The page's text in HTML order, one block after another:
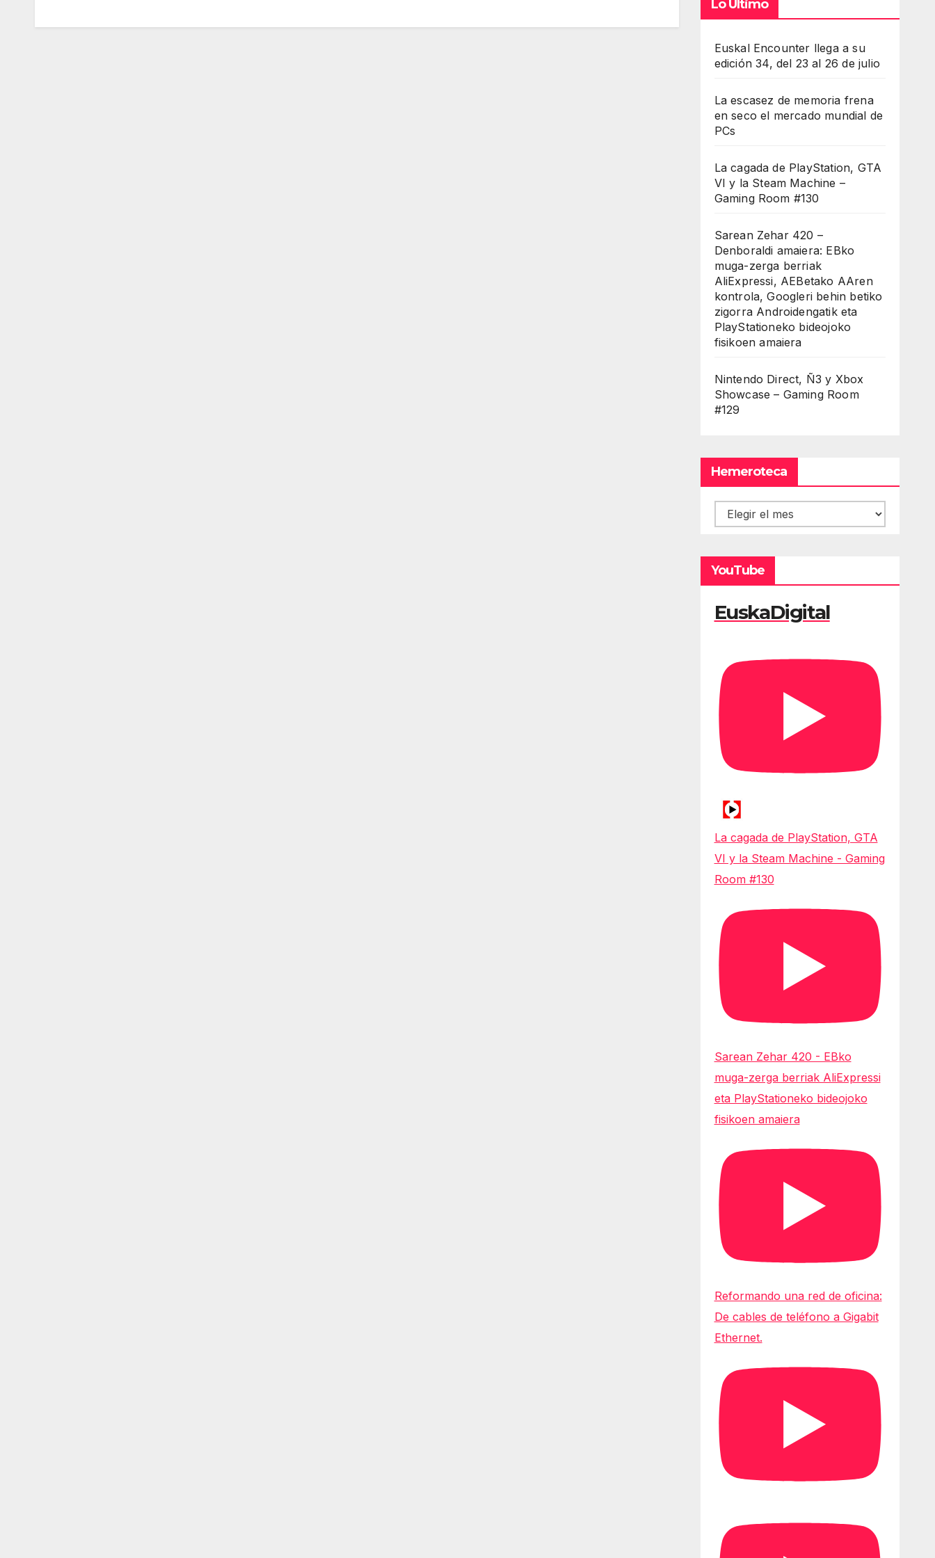
Lo Último
Euskal Encounter llega a su
edición 34, del 23 al 26 de julio
La escasez de memoria frena
en seco el mercado mundial de
PCs
La cagada de PlayStation, GTA
VI y la Steam Machine –
Gaming Room #130
Sarean Zehar 420 –
Denboraldi amaiera: EBko
muga-zerga berriak
AliExpressi, AEBetako AAren
kontrola, Googleri behin betiko
zigorra Androidengatik eta
PlayStationeko bideojoko
fisikoen amaiera
Nintendo Direct, Ñ3 y Xbox
Showcase – Gaming Room
#129
Hemeroteca
Hemeroteca
YouTube
EuskaDigital
La cagada de PlayStation, GTA
VI y la Steam Machine - Gaming
Room #130
Sarean Zehar 420 - EBko
muga-zerga berriak AliExpressi
eta PlayStationeko bideojoko
fisikoen amaiera
Reformando una red de oficina:
De cables de teléfono a Gigabit
Ethernet.